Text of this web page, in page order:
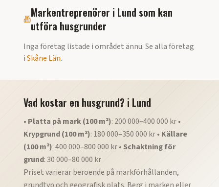
Markentreprenörer i Lund som kan
utföra husgrunder
Inga företag listade i området ännu. Se alla företag
iSkåne Län.
Vad kostar en husgrund? i Lund
• Platta på mark (100 m²): 200 000–400 000 kr •
Krypgrund (100 m²): 180 000–350 000 kr • Källare
(100 m²): 400 000–800 000 kr • Schaktning för
grund: 30 000–80 000 kr
Priset varierar beroende på markförhållanden,